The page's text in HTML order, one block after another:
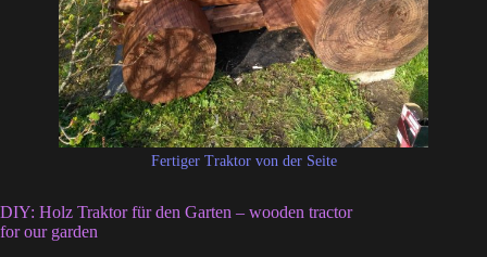
Fertiger Traktor von der Seite
DIY: Holz Traktor für den Garten – wooden tractor
for our garden